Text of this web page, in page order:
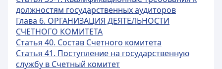
должностям государственных аудиторов
Глава 6. ОРГАНИЗАЦИЯ ДЕЯТЕЛЬНОСТИ
СЧЕТНОГО КОМИТЕТА
Статья 40. Состав Счетного комитета
Статья 41. Поступление на государственную
службу в Счетный комитет